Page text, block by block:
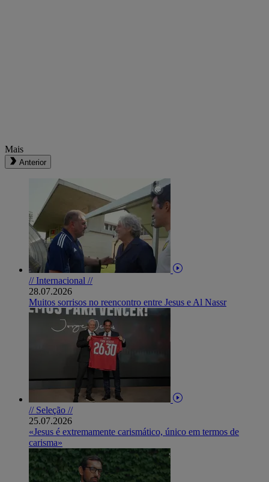
Mais
Anterior
// Internacional //
28.07.2026
Muitos sorrisos no reencontro entre Jesus e Al Nassr
// Seleção //
25.07.2026
«Jesus é extremamente carismático, único em termos de
carisma»